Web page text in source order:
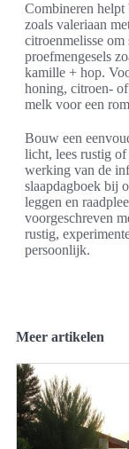
Combineren helpt
zoals valeriaan
citroenmelisse om
proefmengesels
kamille + hop.
honing, citroen- of
melk voor een
Bouw een
licht, lees rustig
werking van de
slaapdagboek bij
leggen en
voorgeschreven
rustig,
persoonlijk.
Meer artikelen